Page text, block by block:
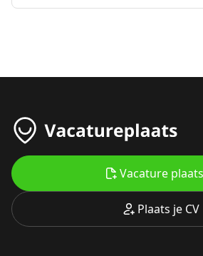
Plaats je CV
Vacature